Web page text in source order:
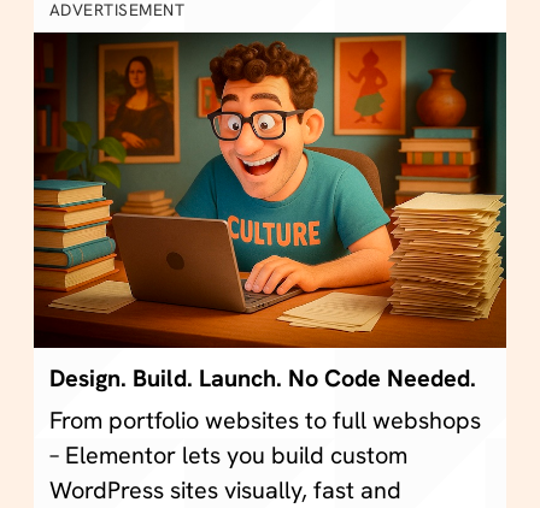
ADVERTISEMENT
Design. Build. Launch. No Code Needed.
From portfolio websites to full webshops
– Elementor lets you build custom
WordPress sites visually, fast and